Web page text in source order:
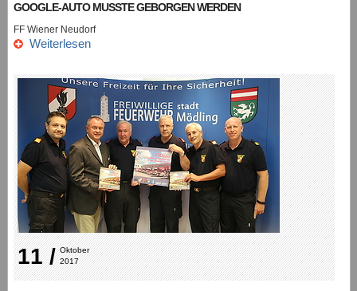
GOOGLE-AUTO MUSSTE GEBORGEN WERDEN
FF Wiener Neudorf
Weiterlesen
11 / Oktober
2017